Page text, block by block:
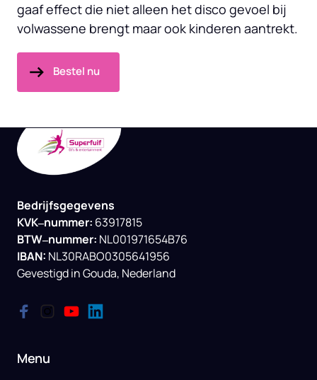
gaaf effect die niet alleen het disco gevoel bij
volwassene brengt maar ook kinderen aantrekt.
Bestel nu
Bedrijfsgegevens
KVK‒nummer:
BTW‒nummer:
IBAN: NL30RABO0305641956
Gevestigd in Gouda, Nederland
Menu